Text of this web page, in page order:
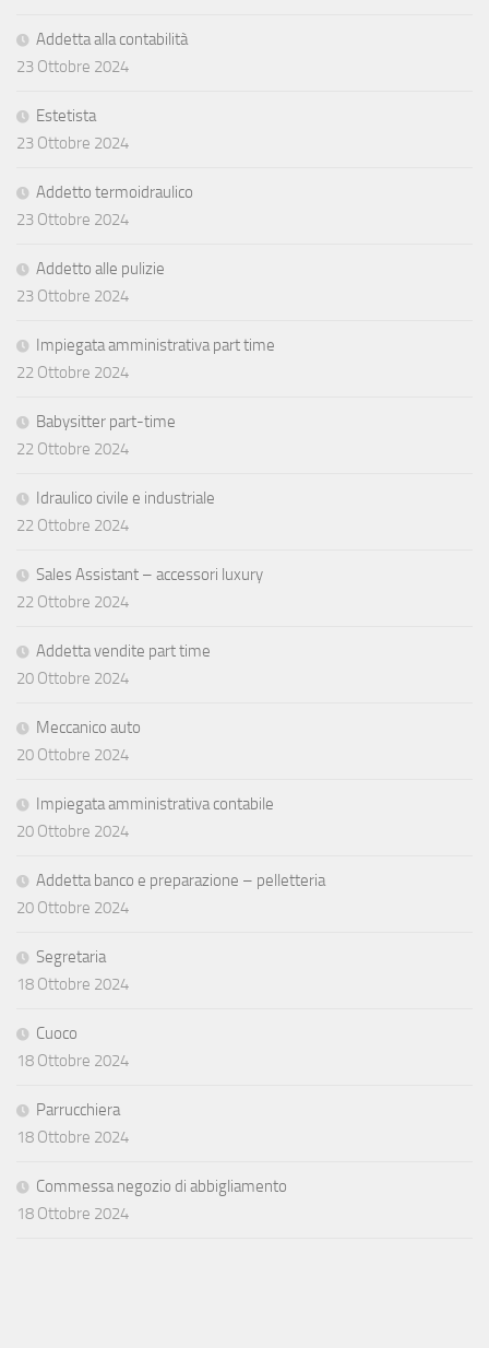
Addetta alla contabilità
23 Ottobre 2024
Estetista
23 Ottobre 2024
Addetto termoidraulico
23 Ottobre 2024
Addetto alle pulizie
23 Ottobre 2024
Impiegata amministrativa part time
22 Ottobre 2024
Babysitter part-time
22 Ottobre 2024
Idraulico civile e industriale
22 Ottobre 2024
Sales Assistant – accessori luxury
22 Ottobre 2024
Addetta vendite part time
20 Ottobre 2024
Meccanico auto
20 Ottobre 2024
Impiegata amministrativa contabile
20 Ottobre 2024
Addetta banco e preparazione – pelletteria
20 Ottobre 2024
Segretaria
18 Ottobre 2024
Cuoco
18 Ottobre 2024
Parrucchiera
18 Ottobre 2024
Commessa negozio di abbigliamento
18 Ottobre 2024